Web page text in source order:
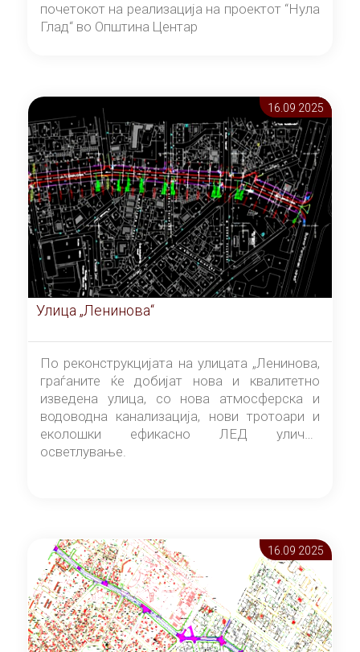
почетокот на реализација на проектот “Нула
Глад“ во Општина Центар
16.09 2025
Улица „Ленинова“
По реконструкцијата на улицата „Ленинова,
граѓаните ќе добијат нова и квалитетно
изведена улица, со нова атмосферска и
водоводна канализација, нови тротоари и
еколошки ефикасно ЛЕД улично
осветлување.
16.09 2025